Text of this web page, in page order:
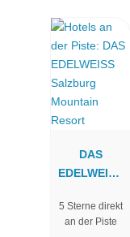
DAS
EDELWEISS
Mountain
Resort
5 Sterne direkt
an der Piste